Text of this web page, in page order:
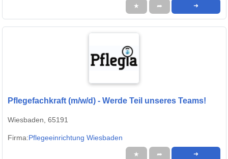
★ ➦ ➜
Pflegefachkraft (m/w/d) - Werde Teil unseres Teams!
Wiesbaden, 65191
Firma:Pflegeeinrichtung Wiesbaden
★ ➦ ➜